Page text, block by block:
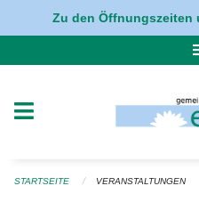
Navigation überspringen
Zu den Öffnungszeiten
STARTSEITE VERANSTALTUNGEN